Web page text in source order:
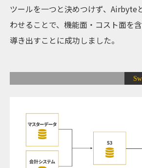
ツールを一つと決めつけず、Airbyte
わせることで、機能面・コスト面を
導き出すことに成功しました。